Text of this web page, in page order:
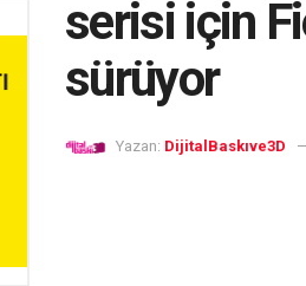
serisi için
sürüyor
Yazan: DijitalBaskıve3D